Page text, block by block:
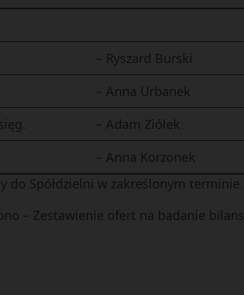
– Ryszard Burski
– Anna Urbanek
– Adam Ziółek
– Anna Korzonek
do Spółdzielni w zakreślonym
– Zestawienie ofert na badanie